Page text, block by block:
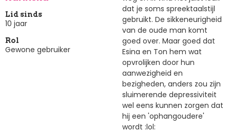
Lid sinds
10 jaar
Rol
Gewone gebruiker
dat je soms spreektaalstijl
gebruikt. De sikkeneurigheid
van de oude man komt
goed over. Maar goed dat
Esina en Ton hem wat
opvrolijken door hun
aanwezigheid en
bezigheden, anders zou zijn
sluimerende depressiviteit
wel eens kunnen zorgen dat
hij een 'ophangoudere'
wordt :lol: